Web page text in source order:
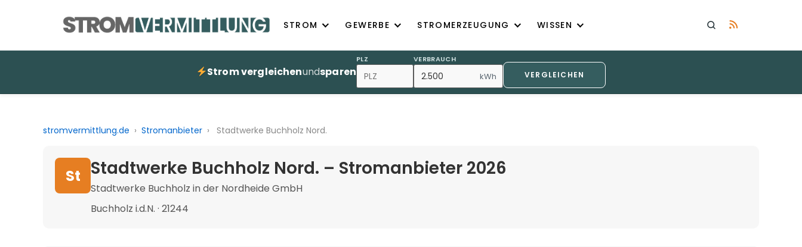
STROM GEWERBE STROMERZEUGUNG WISSEN
Strom vergleichenundsparen
PLZ VERBRAUCH
kWh VERGLEICHEN
stromvermittlung.de › Stromanbieter › Stadtwerke Buchholz Nord.
St Stadtwerke Buchholz Nord. – Stromanbieter 2026
Stadtwerke Buchholz in der Nordheide GmbH
Buchholz i.d.N. · 21244